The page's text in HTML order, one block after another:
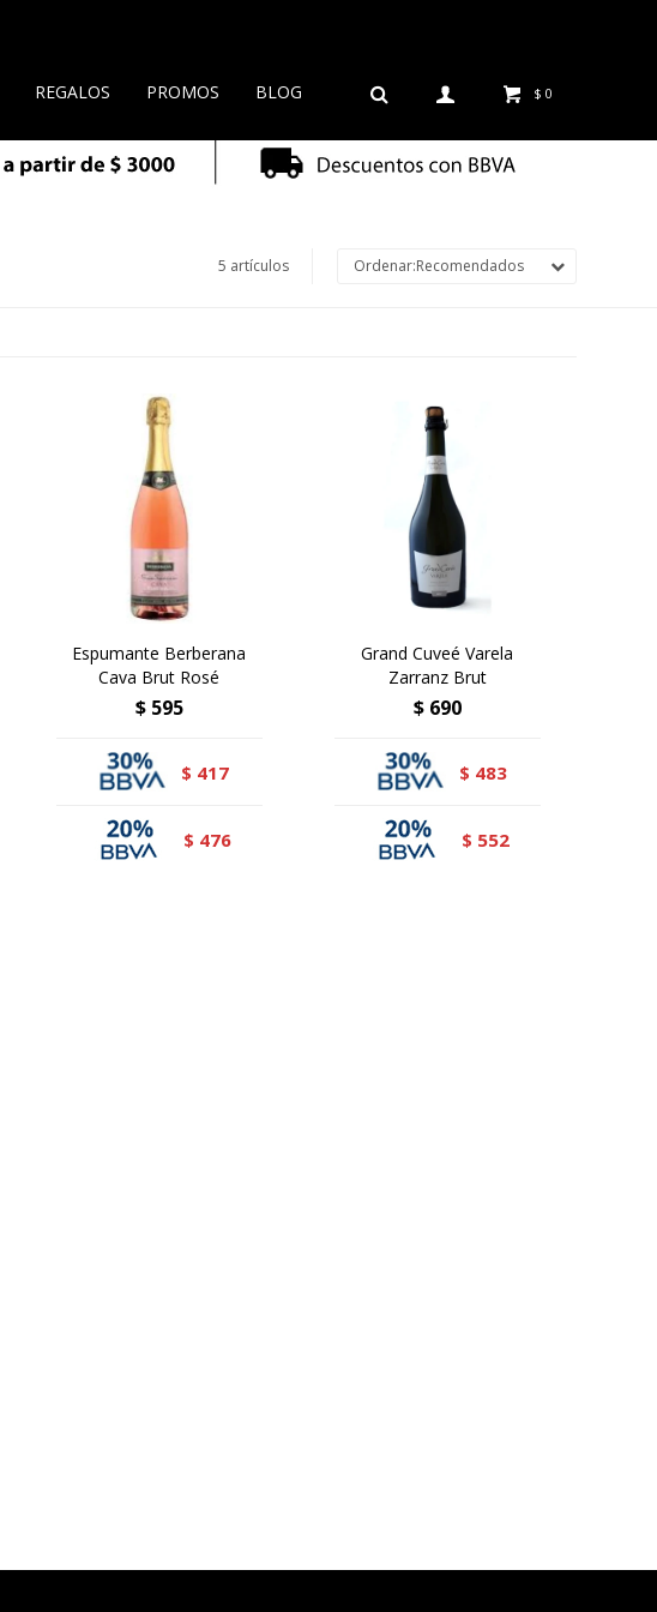
REGALOS PROMOS BLOG $ 0
5 artículos Recomendados
Espumante Berberana
Cava Brut Rosé
$ 595
$ 417
$ 476
Grand Cuveé Varela
Zarranz Brut
$ 690
$ 483
$ 552